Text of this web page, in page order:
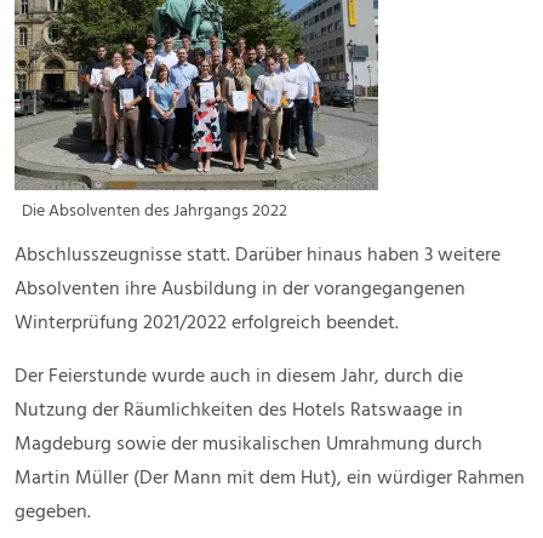
Die Absolventen des Jahrgangs 2022
Abschlusszeugnisse statt. Darüber hinaus haben 3 weitere
Absolventen ihre Ausbildung in der vorangegangenen
Winterprüfung 2021/2022 erfolgreich beendet.
Der Feierstunde wurde auch in diesem Jahr, durch die
Nutzung der Räumlichkeiten des Hotels Ratswaage in
Magdeburg sowie der musikalischen Umrahmung durch
Martin Müller (Der Mann mit dem Hut), ein würdiger Rahmen
gegeben.